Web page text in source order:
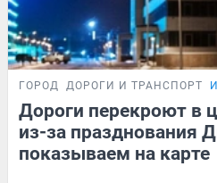
ГОРОД ДОРОГИ И ТРАНСПОРТ
Дороги перекроют в
из-за празднования
показываем на карте